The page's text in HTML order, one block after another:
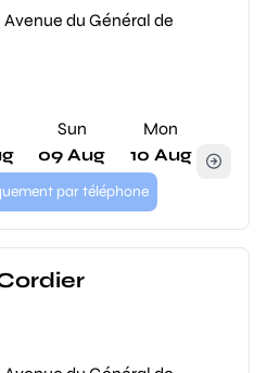
Avenue du Général de
Sun
09 Aug
Mon
10 Aug
par téléphone